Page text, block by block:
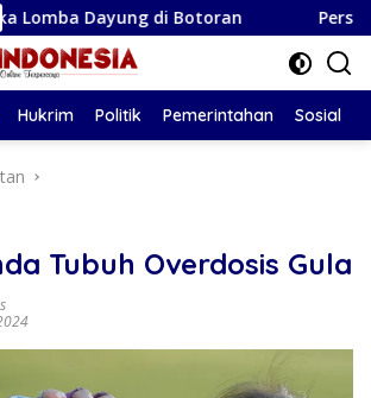
Botoran Persiga U-17 Resmi
Hukrim Politik Pemerintahan Sosial
Tubuh Overdosis Gula